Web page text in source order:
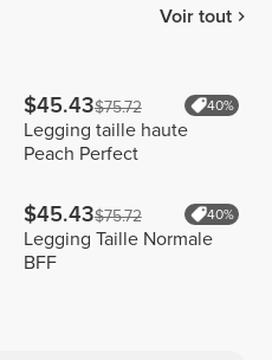
Voir tout
$45.43$75.72 40%
Legging taille haute
Peach Perfect
$45.43$75.72 40%
Legging Taille Normale
BFF